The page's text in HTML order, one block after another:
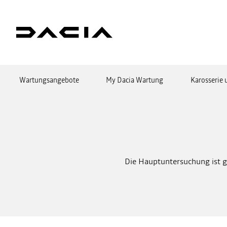
Wartungsangebote My Dacia Wartung Karosserie
Die Hauptuntersuchung ist